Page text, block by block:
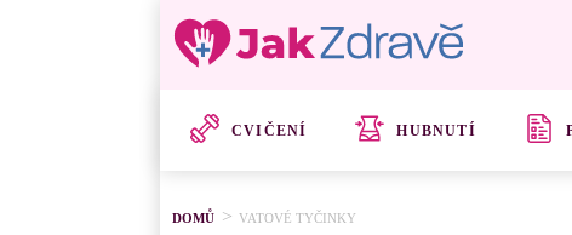
CVIČENÍ HUBNUTÍ
DOMŮ VATOVÉ TYČINKY